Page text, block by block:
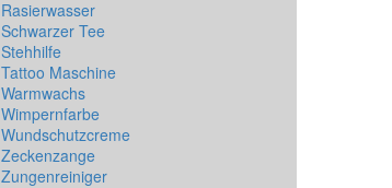
Rasierwasser
Schwarzer Tee
Stehhilfe
Tattoo Maschine
Warmwachs
Wimpernfarbe
Wundschutzcreme
Zeckenzange
Zungenreiniger